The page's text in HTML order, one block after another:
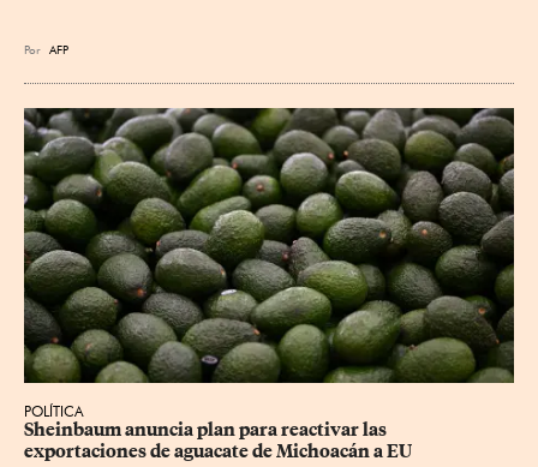
Por AFP
POLÍTICA
Sheinbaum anuncia plan para reactivar las
exportaciones de aguacate de Michoacán a EU